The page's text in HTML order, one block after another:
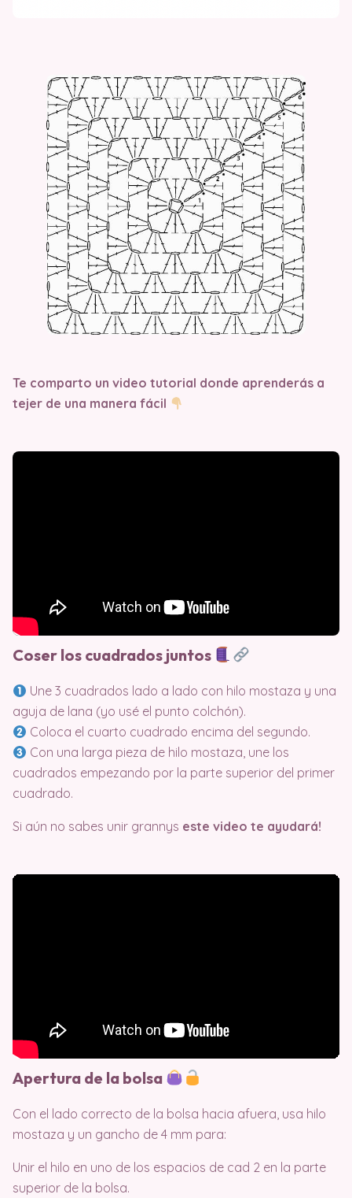
Te comparto un video tutorial donde aprenderás a
tejer de una manera fácil
Coser los cuadrados juntos
Une 3 cuadrados lado a lado con hilo mostaza y una
aguja de lana (yo usé el punto colchón).
Coloca el cuarto cuadrado encima del segundo.
Con una larga pieza de hilo mostaza, une los
cuadrados empezando por la parte superior del primer
cuadrado.
Si aún no sabes unir grannys este video te ayudará!
Apertura de la bolsa
Con el lado correcto de la bolsa hacia afuera, usa hilo
mostaza y un gancho de 4 mm para:
Unir el hilo en uno de los espacios de cad 2 en la parte
superior de la bolsa.